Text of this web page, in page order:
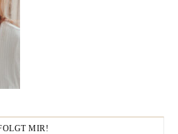
MIR!